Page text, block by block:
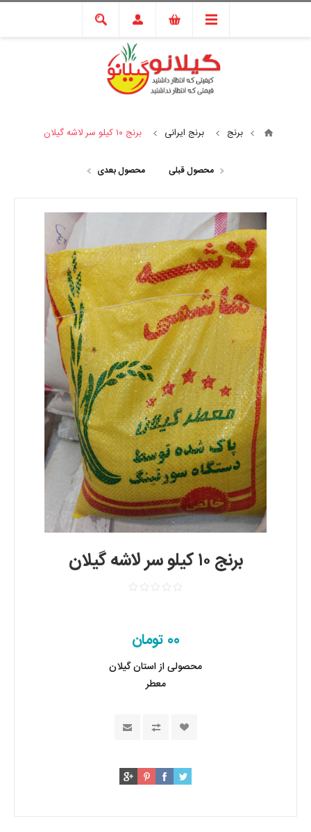
برنج برنج ایرانی برنج ۱۰ کیلو سر لاشه گیلان
محصول قبلی محصول بعدی
برنج ۱۰ کیلو سر لاشه گیلان
00 تومان
محصولی از استان گیلان
معطر